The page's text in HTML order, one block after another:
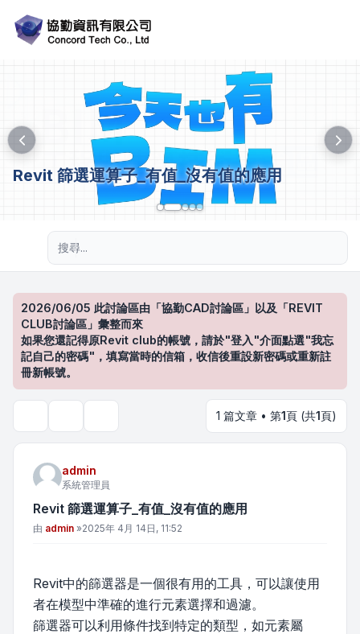
Revit 篩選運算子_有值_沒有值的應用
2026/06/05 此討論區由「協勤CAD討論區」以及「REVIT
CLUB討論區」彙整而來
如果您還記得原Revit club的帳號，請於"登入"介面點選"我忘
記自己的密碼"，填寫當時的信箱，收信後重設新密碼或重新註
冊新帳號。
1 篇文章 • 第1頁 (共1頁)
admin
系統管理員
Revit 篩選運算子_有值_沒有值的應用
文章
由 admin »2025年 4月 14日, 11:52
Revit中的篩選器是一個很有用的工具，可以讓使用
者在模型中準確的進行元素選擇和過濾。
篩選器可以利用條件找到特定的類型，如元素屬